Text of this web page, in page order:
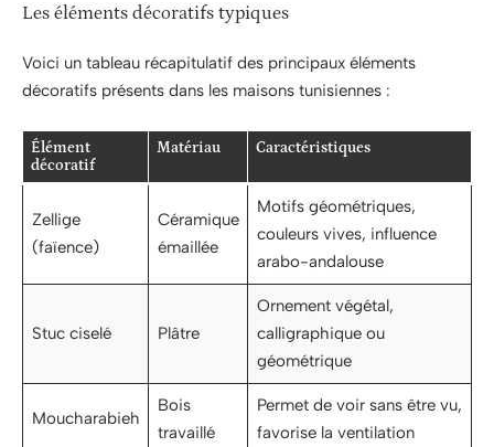
Les éléments décoratifs typiques
Voici un tableau récapitulatif des principaux éléments
décoratifs présents dans les maisons tunisiennes :
Élément
décoratif
Matériau Caractéristiques
Zellige
(faïence)
Céramique
émaillée
Motifs géométriques,
couleurs vives, influence
arabo-andalouse
Stuc ciselé Plâtre
Ornement végétal,
calligraphique ou
géométrique
Moucharabieh
Bois
travaillé
Permet de voir sans être vu,
favorise la ventilation